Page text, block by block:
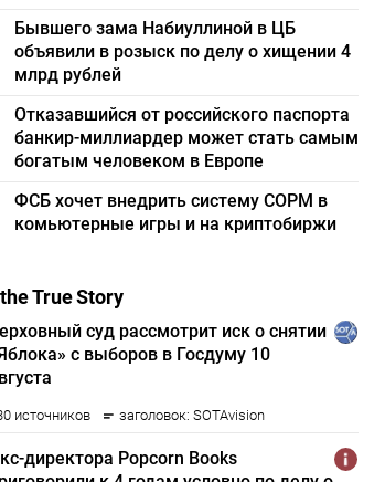
Бывшего зама Набиуллиной в ЦБ
объявили в розыск по делу о хищении 4
млрд рублей
Отказавшийся от российского паспорта
банкир-миллиардер может стать самым
богатым человеком в Европе
ФСБ хочет внедрить систему СОРМ в
комьютерные игры и на криптобиржи